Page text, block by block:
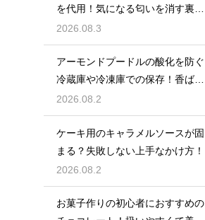
を代用！気になる匂いを消す裏ワ
ザ
2026.08.3
アーモンドプードルの酸化を防ぐ
冷蔵庫や冷凍庫での保存！香ばし
い風味を保ってお菓子を美味しく
する
2026.08.2
ケーキ用のキャラメルソースが固
まる？失敗しない上手なかけ方！
2026.08.2
お菓子作りの初心者におすすめの